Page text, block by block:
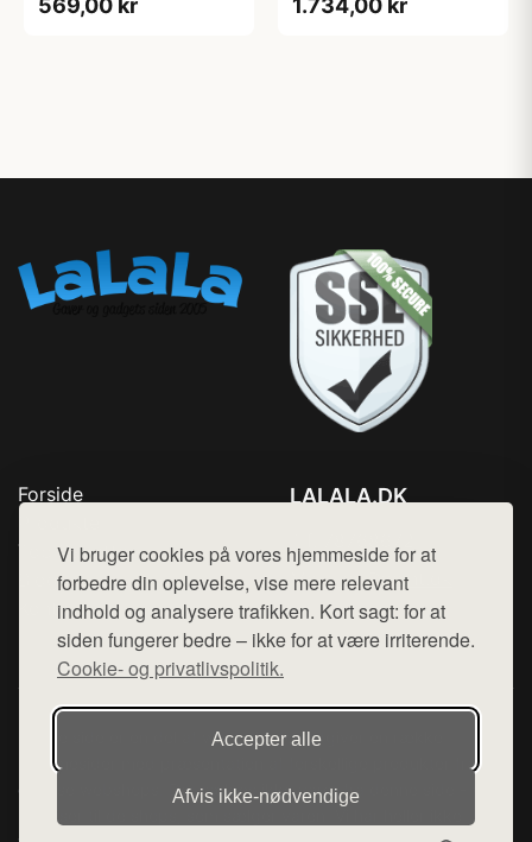
Vi bruger cookies på vores hjemmeside for at
forbedre din oplevelse, vise mere relevant
indhold og analysere trafikken. Kort sagt: for at
siden fungerer bedre – ikke for at være irriterende.
Cookie- og privatlivspolitik.
Accepter alle
Afvis ikke‑nødvendige
Forside
Top Rabatter
Blog
Kontakt
LALALA.DK
Mail: hej@want.dk
Cookie- og privatlivspolitik
Denne side er en del af want.dk, der udgiver en række
hjemmesider med præsentation af forskellige produkter fra
diverse webshops. Der sælges ikke varer fra denne side - vi